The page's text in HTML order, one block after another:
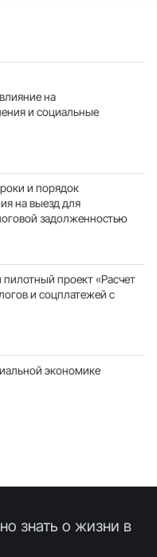
на
и социальные
и порядок
на выезд для
задолженностью
проект «Расчет
и соцплатежей с
экономике
знать о жизни в